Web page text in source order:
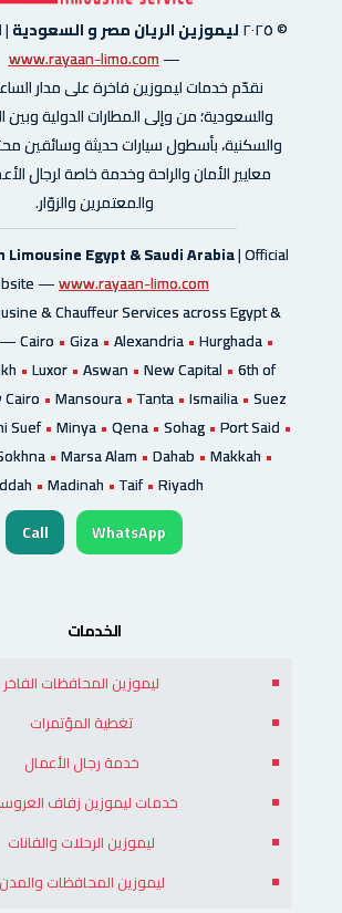
© ٢٠٢٥ ليموزين الريان مصر و السعودية|
—
www.rayaan-limo.com
نقدّم خدمات ليموزين فاخرة على مدار
والسعودية؛ من وإلى المطارات الدولية وبين
والسكنية، بأسطول سيارات حديثة وسائقين
معايير الأمان والراحة وخدمة خاصة لرجال
والمعتمرين والزوّار.
Limousine Egypt & Saudi Arabia| Official
—www.rayaan-limo.com
& Chauffeur Services across Egypt &
—Cairo •Giza•Alexandria•Hurghada•
•Luxor•Aswan •New Capital •6th of
•Mansoura•Tanta•Ismailia•Suez
Suef•Minya•Qena•Sohag•Port Said •
•Marsa Alam •Dahab •Makkah •
•Madinah •Taif•Riyadh
WhatsApp
Call
الخدمات
ليموزين المحافظات الفاخر
تغطية المؤتمرات
خدمة رجال الأعمال
خدمات ليموزين زفاف
ليموزين الرحلات والفانات
ليموزين المحافظات والمدن